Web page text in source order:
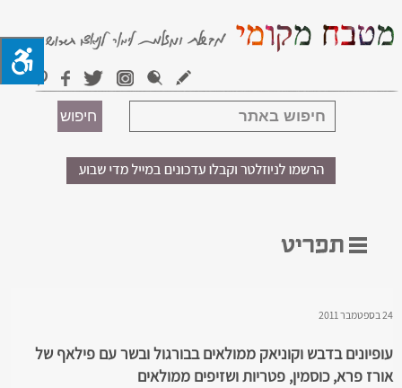
24 בספטמבר 2011
עופיונים בדבש וקוניאק ממולאים בבורגול ובשר עם פילאף של
אורז פרא, כוסמין, פטריות ושזיפים ממולאים